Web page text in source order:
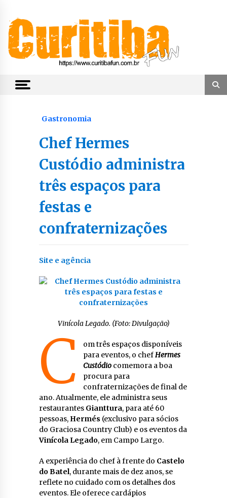
content
CuritibaFun
Gastronomia
Chef Hermes
Custódio administra
três espaços para
festas e
confraternizações
Site e agência
Vinícola Legado. (Foto: Divulgação)
C
om três espaços disponíveis
para eventos, o chefHermes
Custódio comemora a boa
procura para
confraternizações de final de
ano. Atualmente, ele administra seus
restaurantes Gianttura, para até 60
pessoas, Hermés (exclusivo para sócios
do Graciosa Country Club) e os eventos da
Vinícola Legado, em Campo Largo.
A experiência do chef à frente do Castelo
do Batel, durante mais de dez anos, se
reflete no cuidado com os detalhes dos
eventos. Ele oferece cardápios